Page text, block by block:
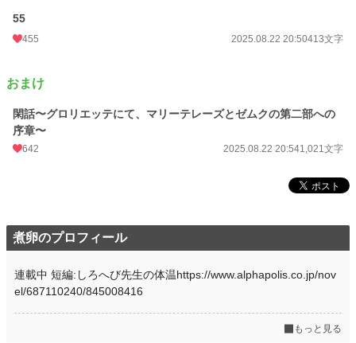
55
455 2025.08.22 20:50413文字
おまけ
閑話〜グロリエッテにて、マリーテレーズとゼムクの第二部への
序章〜
642 2025.08.22 20:541,021文字
煮卵のプロフィール
連載中 短編:しろへび先生の体温https://www.alphapolis.co.jp/nov
el/687110240/845008416
もっと見る